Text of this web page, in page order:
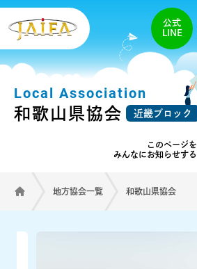
公式
LINE
Local Association
和歌山県協会 近畿ブロック
このページを
みんなにお知らせする
地方協会一覧 和歌山県協会